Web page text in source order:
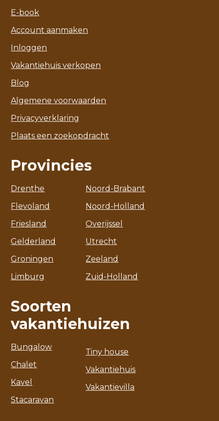
E-book
Account aanmaken
Inloggen
Vakantiehuis verkopen
Blog
Algemene voorwaarden
Privacyverklaring
Plaats een zoekopdracht
Provincies
Drenthe
Flevoland
Friesland
Gelderland
Groningen
Limburg
Noord-Brabant
Noord-Holland
Overijssel
Utrecht
Zeeland
Zuid-Holland
Soorten
vakantiehuizen
Bungalow
Chalet
Kavel
Stacaravan
Tiny house
Vakantiehuis
Vakantievilla